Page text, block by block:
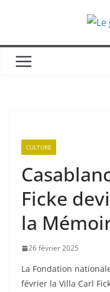
CULTURE
Ficke
la
26 février 2025
La Fondation
février la Villa Carl